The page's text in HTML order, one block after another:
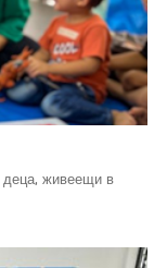
деца, живеещи в